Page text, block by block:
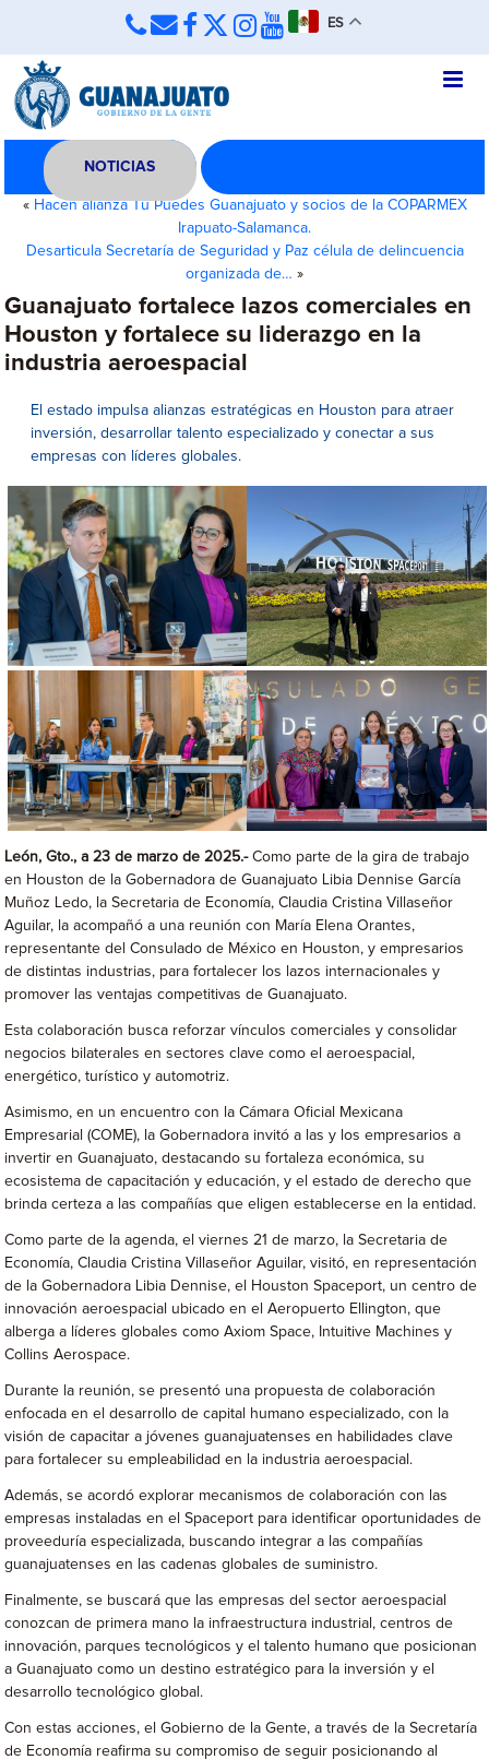
ES
NOTICIAS
« Hacen alianza Tú Puedes Guanajuato y socios de la COPARMEX
Irapuato-Salamanca.
Desarticula Secretaría de Seguridad y Paz célula de delincuencia
organizada de… »
Guanajuato fortalece lazos comerciales en
Houston y fortalece su liderazgo en la
industria aeroespacial
El estado impulsa alianzas estratégicas en Houston para atraer
inversión, desarrollar talento especializado y conectar a sus
empresas con líderes globales.
León, Gto., a 23 de marzo de 2025.-Como parte de la gira de trabajo
en Houston de la Gobernadora de Guanajuato Libia Dennise García
Muñoz Ledo, la Secretaria de Economía, Claudia Cristina Villaseñor
Aguilar, la acompañó a una reunión con María Elena Orantes,
representante del Consulado de México en Houston, y empresarios
de distintas industrias, para fortalecer los lazos internacionales y
promover las ventajas competitivas de Guanajuato.
Esta colaboración busca reforzar vínculos comerciales y consolidar
negocios bilaterales en sectores clave como el aeroespacial,
energético, turístico y automotriz.
Asimismo, en un encuentro con la Cámara Oficial Mexicana
Empresarial (COME), la Gobernadora invitó a las y los empresarios a
invertir en Guanajuato, destacando su fortaleza económica, su
ecosistema de capacitación y educación, y el estado de derecho que
brinda certeza a las compañías que eligen establecerse en la entidad.
Como parte de la agenda, el viernes 21 de marzo, la Secretaria de
Economía, Claudia Cristina Villaseñor Aguilar, visitó, en representación
de la Gobernadora Libia Dennise, el Houston Spaceport, un centro de
innovación aeroespacial ubicado en el Aeropuerto Ellington, que
alberga a líderes globales como Axiom Space, Intuitive Machines y
Collins Aerospace.
Durante la reunión, se presentó una propuesta de colaboración
enfocada en el desarrollo de capital humano especializado, con la
visión de capacitar a jóvenes guanajuatenses en habilidades clave
para fortalecer su empleabilidad en la industria aeroespacial.
Además, se acordó explorar mecanismos de colaboración con las
empresas instaladas en el Spaceport para identificar oportunidades de
proveeduría especializada, buscando integrar a las compañías
guanajuatenses en las cadenas globales de suministro.
Finalmente, se buscará que las empresas del sector aeroespacial
conozcan de primera mano la infraestructura industrial, centros de
innovación, parques tecnológicos y el talento humano que posicionan
a Guanajuato como un destino estratégico para la inversión y el
desarrollo tecnológico global.
Con estas acciones, el Gobierno de la Gente, a través de la Secretaría
de Economía reafirma su compromiso de seguir posicionando al